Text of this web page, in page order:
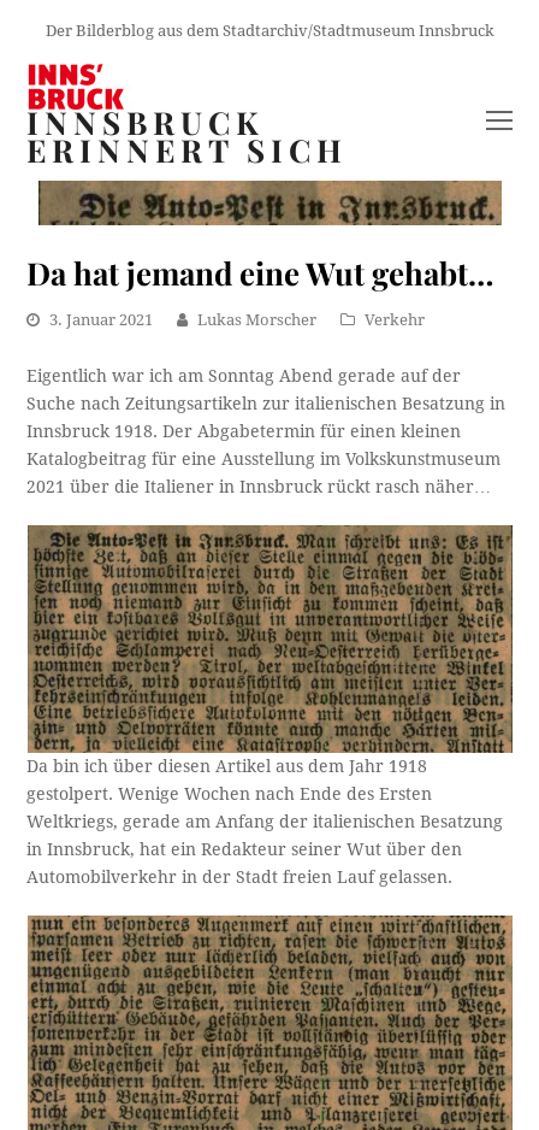
Der Bilderblog aus dem Stadtarchiv/Stadtmuseum Innsbruck
INNSBRUCK
ERINNERT SICH
Da hat jemand eine Wut gehabt…
3. Januar 2021 Lukas Morscher Verkehr
Eigentlich war ich am Sonntag Abend gerade auf der
Suche nach Zeitungsartikeln zur italienischen Besatzung in
Innsbruck 1918. Der Abgabetermin für einen kleinen
Katalogbeitrag für eine Ausstellung im Volkskunstmuseum
2021 über die Italiener in Innsbruck rückt rasch näher…
Da bin ich über diesen Artikel aus dem Jahr 1918
gestolpert. Wenige Wochen nach Ende des Ersten
Weltkriegs, gerade am Anfang der italienischen Besatzung
in Innsbruck, hat ein Redakteur seiner Wut über den
Automobilverkehr in der Stadt freien Lauf gelassen.